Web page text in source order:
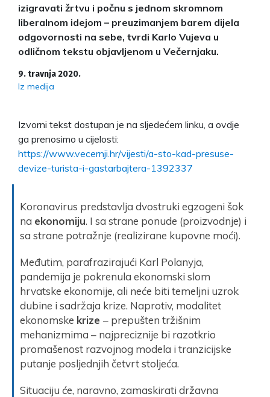
izigravati žrtvu i počnu s jednom skromnom
liberalnom idejom – preuzimanjem barem dijela
odgovornosti na sebe, tvrdi Karlo Vujeva u
odličnom tekstu objavljenom u Večernjaku.
9. travnja 2020.
Iz medija
Izvorni tekst dostupan je na sljedećem linku, a ovdje
ga prenosimo u cijelosti:
https://www.vecernji.hr/vijesti/a-sto-kad-presuse-
devize-turista-i-gastarbajtera-1392337
Koronavirus predstavlja dvostruki egzogeni šok
na ekonomiju. I sa strane ponude (proizvodnje) i
sa strane potražnje (realizirane kupovne moći).
Međutim, parafrazirajući Karl Polanyja,
pandemija je pokrenula ekonomski slom
hrvatske ekonomije, ali neće biti temeljni uzrok
dubine i sadržaja krize. Naprotiv, modalitet
ekonomske krize – prepušten tržišnim
mehanizmima – najpreciznije bi razotkrio
promašenost razvojnog modela i tranzicijske
putanje posljednjih četvrt stoljeća.
Situaciju će, naravno, zamaskirati državna